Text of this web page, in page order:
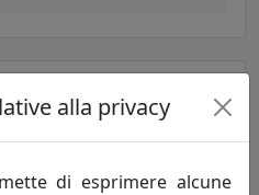
alla privacy
di esprimere alcune